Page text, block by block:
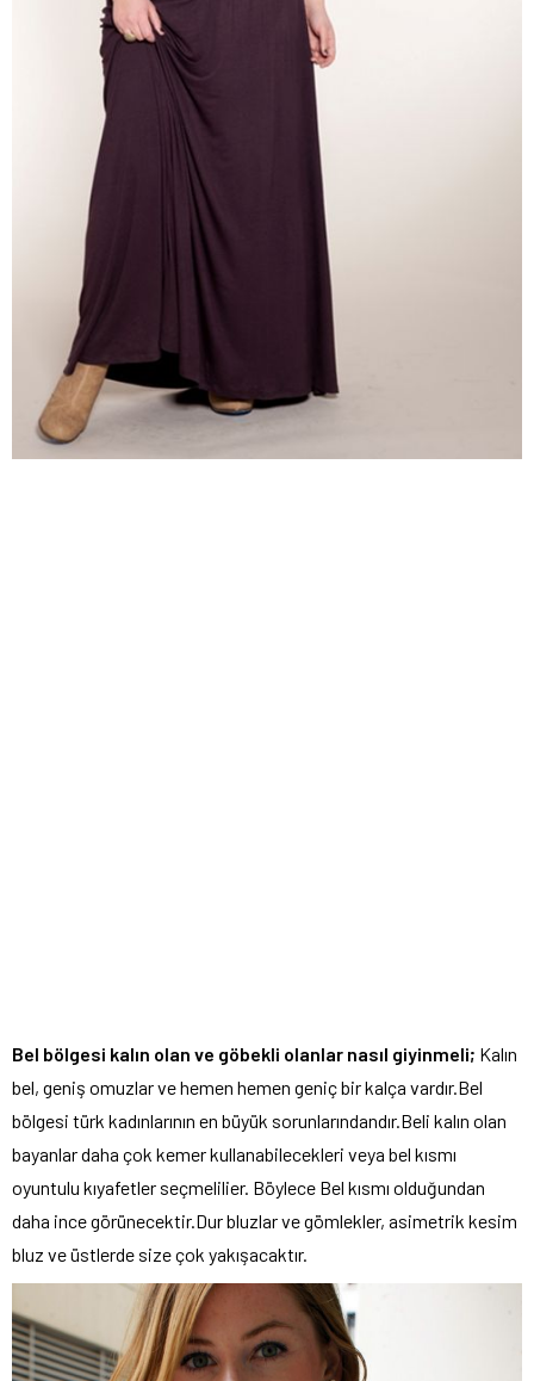
Bel bölgesi kalın olan ve göbekli olanlar nasıl giyinmeli; Kalın
bel, geniş omuzlar ve hemen hemen geniç bir kalça vardır.Bel
bölgesi türk kadınlarının en büyük sorunlarındandır.Beli kalın olan
bayanlar daha çok kemer kullanabilecekleri veya bel kısmı
oyuntulu kıyafetler seçmelilier. Böylece Bel kısmı olduğundan
daha ince görünecektir.Dur bluzlar ve gömlekler, asimetrik kesim
bluz ve üstlerde size çok yakışacaktır.